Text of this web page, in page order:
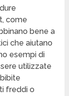
come
bene a
che aiutano
esempi di
utilizzate
freddi o